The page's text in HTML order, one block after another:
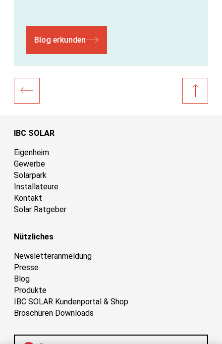
Blog erkunden
IBC SOLAR
Eigenheim
Gewerbe
Solarpark
Installateure
Kontakt
Solar Ratgeber
Nützliches
Newsletteranmeldung
Presse
Blog
Produkte
IBC SOLAR Kundenportal & Shop
Broschüren Downloads